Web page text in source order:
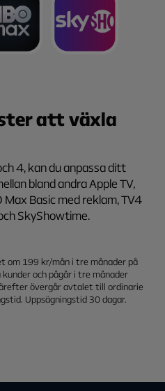
att växla
4, kan du anpassa ditt
bland andra Apple TV,
Max Basic med reklam, TV4
SkyShowtime.
om 199 kr/mån i tre månader på
och pågår i tre månader
övergår avtalet till ordinarie
Uppsägningstid 30 dagar.